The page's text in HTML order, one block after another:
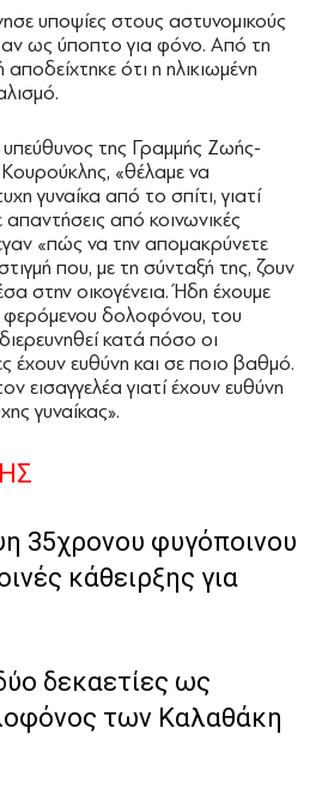
υποψίες στους αστυνομικούς
ως ύποπτο για φόνο. Από τη
ότι η ηλικιωμένη
της Γραμμής Ζωής-
«θέλαμε να
γυναίκα από το σπίτι, γιατί
απαντήσεις από κοινωνικές
«πώς να την απομακρύνετε
που, με τη σύνταξή της, ζουν
στην οικογένεια. Ήδη έχουμε
φερόμενου δολοφόνου, του
κατά πόσο οι
έχουν ευθύνη και σε ποιο βαθμό.
εισαγγελέα γιατί έχουν ευθύνη
γυναίκας».
35χρονου φυγόποινου
κάθειρξης για
δεκαετίες ως
των Καλαθάκη